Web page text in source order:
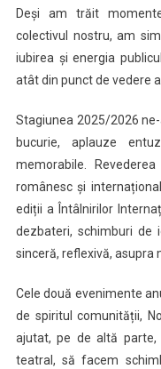
Deși am trăit
colectivul nostru, am
iubirea și energia
atât din punct de vedere
Stagiunea 2025/2026
bucurie, aplauze
memorabile.
românesc și
ediții a Întâlnirilor
dezbateri, schimburi de
sinceră, reflexivă, asupra
Cele două evenimente
de spiritul comunității,
ajutat, pe de altă
teatral, să facem